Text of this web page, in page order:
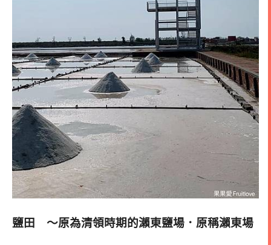
鹽田 ～原為清領時期的瀨東鹽場．原稱瀨東場